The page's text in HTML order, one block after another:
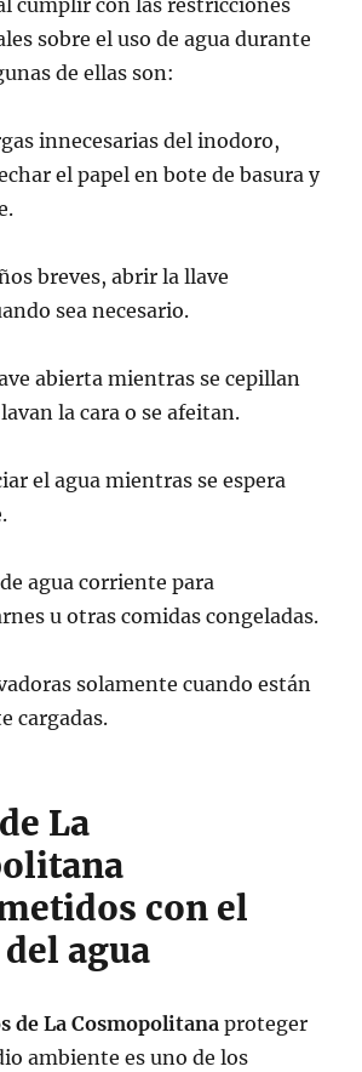
cumplir con las restricciones
sobre el uso de agua durante
de ellas son:
innecesarias del inodoro,
el papel en bote de basura y
breves, abrir la llave
sea necesario.
abierta mientras se cepillan
la cara o se afeitan.
el agua mientras se espera
agua corriente para
u otras comidas congeladas.
solamente cuando están
cargadas.
La
con el
agua
de La Cosmopolitana proteger
ambiente es uno de los